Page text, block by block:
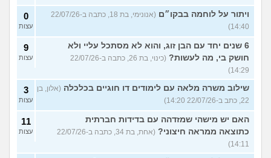
ויתור על לוחמה בבקו״ם
(אנונימי, בת 18, כתבה ב-22/07/26
14:40)
0
עצות
6 שנים יחד עם הבן זוג, והוא לא מסתכל עליי ולא
חושק בי, מה לעשות?
(כינוי, בת 26, כתבה ב-22/07/26
14:29)
9
עצות
שילוב משרה מלאה עם לימודים דו חוגיים בכלכלה (אלון, בן
22, כתב ב-22/07/26 14:20)
3
עצות
האם יש מישהי שמזדהה עם בדידות חברתית
כתוצאה ממראה חיצוני?
(אחת, בת 34, כתבה ב-22/07/26
14:11)
11
עצות